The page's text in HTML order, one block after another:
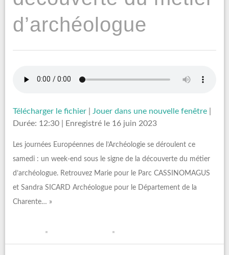
d’archéologue
Télécharger le fichier Jouer dans une nouvelle fenêtre
Durée: 12:30
Enregistré le 16 juin 2023
Les journées Européennes de l’Archéologie se déroulent ce
samedi : un week-end sous le signe de la découverte du métier
d’archéologue. Retrouvez Marie pour le Parc CASSINOMAGUS
et Sandra SICARD Archéologue pour le Département de la
Charente… »